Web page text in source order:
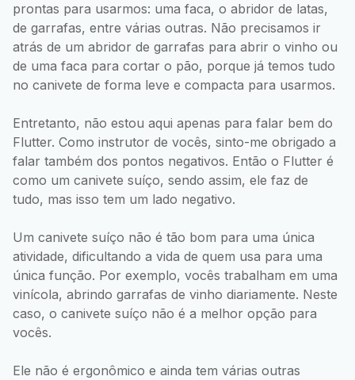
prontas para usarmos: uma faca, o abridor de latas,
de garrafas, entre várias outras. Não precisamos ir
atrás de um abridor de garrafas para abrir o vinho ou
de uma faca para cortar o pão, porque já temos tudo
no canivete de forma leve e compacta para usarmos.
Entretanto, não estou aqui apenas para falar bem do
Flutter. Como instrutor de vocês, sinto-me obrigado a
falar também dos pontos negativos. Então o Flutter é
como um canivete suíço, sendo assim, ele faz de
tudo, mas isso tem um lado negativo.
Um canivete suíço não é tão bom para uma única
atividade, dificultando a vida de quem usa para uma
única função. Por exemplo, vocês trabalham em uma
vinícola, abrindo garrafas de vinho diariamente. Neste
caso, o canivete suíço não é a melhor opção para
vocês.
Ele não é ergonômico e ainda tem várias outras